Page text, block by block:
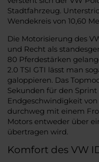
Stadtfahrzeug.
Wendekreis von 10,60
Die Motorisierung des
und Recht als
80 Pferdestärken
2.0 TSI GTI lässt man
galoppieren. Das
Sekunden für den
Endgeschwindigkeit
durchweg mit einem
Motors entweder über
übertragen wird.
Komfort des VW